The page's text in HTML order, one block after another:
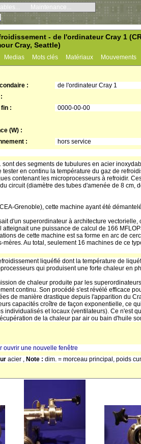
Maintenance...
- de l'ordinateur Cray 1
Cray, Seattle)
Medias Mots clés Matériaux Mouvements
:
de l'ordinateur Cray 1
fin :
0000-00-00
(W) :
:
hors service
des segments de tubulures en acier
en continu la température du gaz de
contenant les microprocesseurs à refroidir.
circuit (diamètre des tubes d'amenée de 8 cm,
Grenoble), cette machine ayant été
d'un superordinateur à architecture
une puissance de calcul de 166
de cette machine est sa forme en arc de
Au total, seulement 16 machines de ce
liquéfié dont la température de
qui produisent une forte chaleur en
de chaleur produite par les
continu. Son procédé s'est révélé efficace
de manière drastique depuis l'apparition du
capacités croître de façon exponentielle, ce
et locaux (ventilateurs). Ce n'est
de la chaleur par air ou bain d'huile
ouvrir une nouvelle fenêtre
acier , Note : dim. = morceau principal, poids